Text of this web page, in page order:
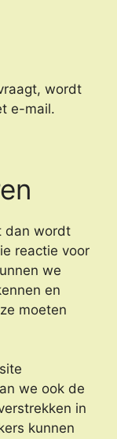
wordt
e-mail.
dan wordt
reactie voor
we
en
moeten
we ook de
in
kunnen